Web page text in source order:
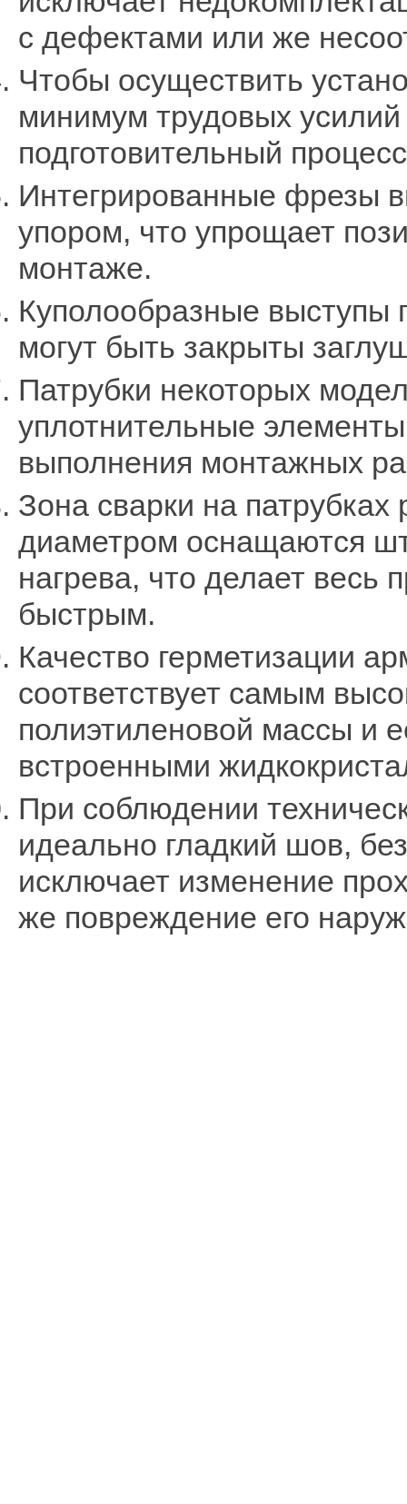
с дефектами или же
Чтобы осуществить
минимум трудовых усилий
подготовительный
Интегрированные фрезы
упором, что упрощает
монтаже.
Куполообразные выступы
могут быть закрыты
Патрубки некоторых
уплотнительные
выполнения монтажных
Зона сварки на
диаметром оснащаются
нагрева, что делает
быстрым.
Качество герметизации
соответствует самым
полиэтиленовой массы и
встроенными
При соблюдении
идеально гладкий шов,
исключает изменение
же повреждение его